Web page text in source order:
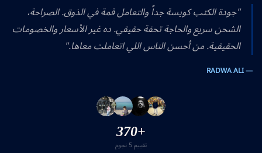
"جودة الكتب كويسة جداً والتعامل قمة في الذوق. الصراحة،
الشحن سريع والحاجة تحفة حقيقي. ده غير الأسعار والخصومات
الحقيقية. من أحسن الناس اللي اتعاملت معاها."
— RADWA ALI
+370
تقييم 5 نجوم